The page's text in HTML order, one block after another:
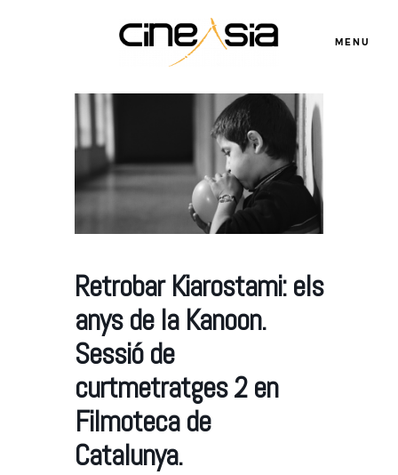
MENU
Retrobar Kiarostami: els
anys de la Kanoon.
Sessió de
curtmetratges 2 en
Filmoteca de
Catalunya.
Contacto